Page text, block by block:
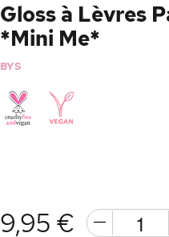
Gloss à Lèvres
*Mini Me*
BYS
9,95 €